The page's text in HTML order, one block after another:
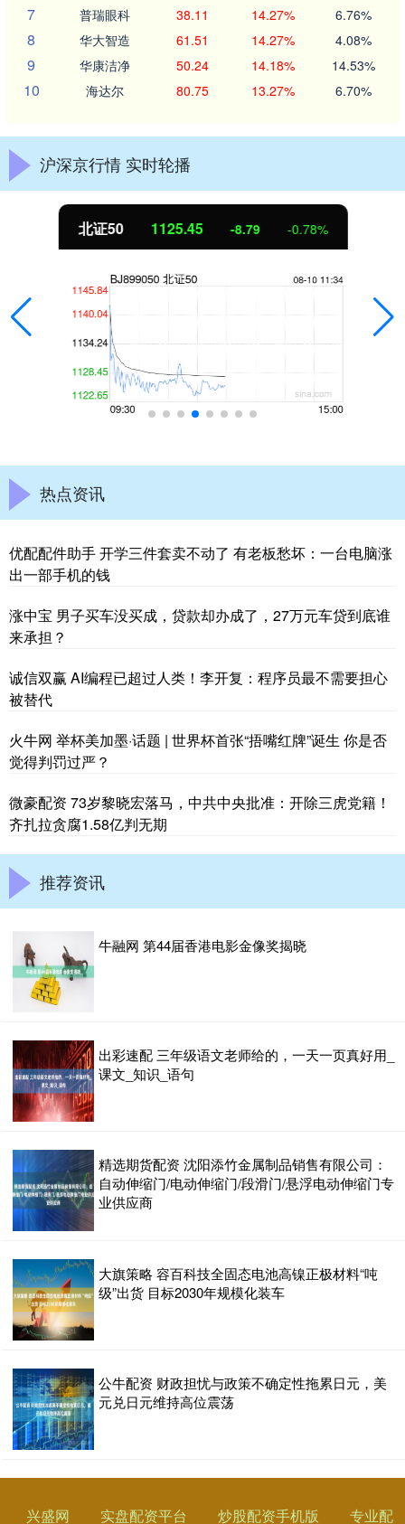
7 普瑞眼科 38.11 14.27% 6.76%
8 华大智造 61.51 14.27% 4.08%
9 华康洁净 50.24 14.18% 14.53%
10 海达尔 80.75 13.27% 6.70%
沪深京行情 实时轮播
北证50 1125.45 -8.79 -0.78%
热点资讯
优配配件助手 开学三件套卖不动了 有老板愁坏：一台电脑涨
出一部手机的钱
涨中宝 男子买车没买成，贷款却办成了，27万元车贷到底谁
来承担？
诚信双赢 AI编程已超过人类！李开复：程序员最不需要担心
被替代
火牛网 举杯美加墨·话题 | 世界杯首张“捂嘴红牌”诞生 你是否
觉得判罚过严？
微豪配资 73岁黎晓宏落马，中共中央批准：开除三虎党籍！
齐扎拉贪腐1.58亿判无期
推荐资讯
牛融网 第44届香港电影金像奖揭晓
出彩速配 三年级语文老师给的，一天一页真好用_
课文_知识_语句
精选期货配资 沈阳添竹金属制品销售有限公司：
自动伸缩门/电动伸缩门/段滑门/悬浮电动伸缩门专
业供应商
大旗策略 容百科技全固态电池高镍正极材料“吨
级”出货 目标2030年规模化装车
公牛配资 财政担忧与政策不确定性拖累日元，美
元兑日元维持高位震荡
兴盛网 实盘配资平台 炒股配资手机版 专业配